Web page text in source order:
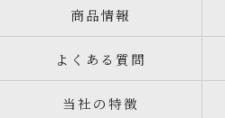
商品情報
よくある質問
当社の特徴